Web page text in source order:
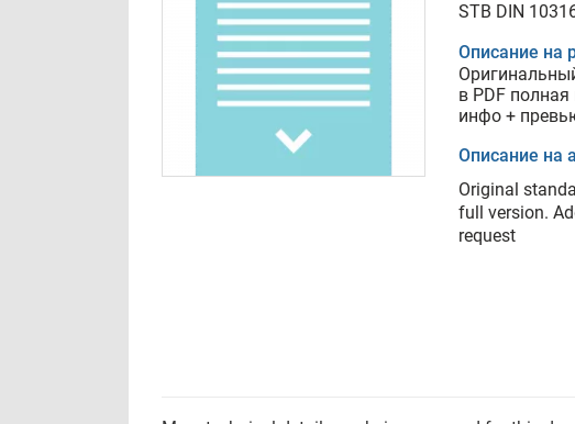
STB DIN
Описание на
в PDF
инфо +
Описание на
Original
full version.
request